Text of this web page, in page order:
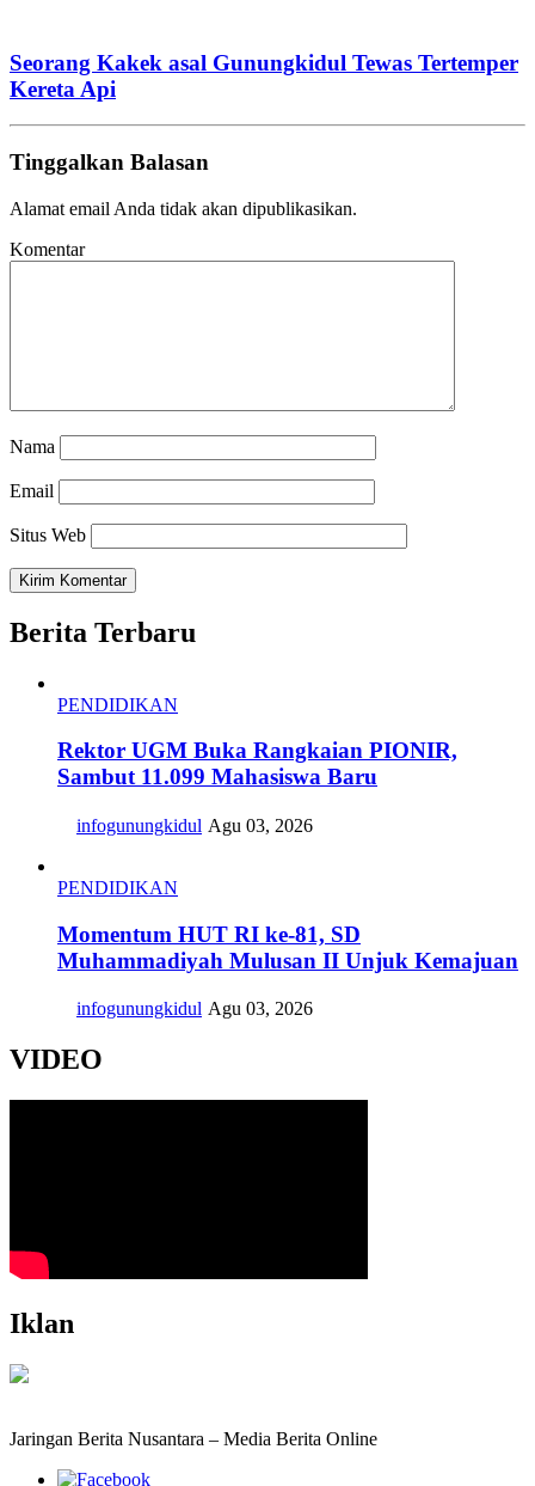
Seorang Kakek asal Gunungkidul Tewas Tertemper
Kereta Api
Tinggalkan Balasan
Alamat email Anda tidak akan dipublikasikan.
Komentar
Nama
Email
Situs Web
Berita Terbaru
PENDIDIKAN
Rektor UGM Buka Rangkaian PIONIR,
Sambut 11.099 Mahasiswa Baru
infogunungkidul Agu 03, 2026
PENDIDIKAN
Momentum HUT RI ke-81, SD
Muhammadiyah Mulusan II Unjuk Kemajuan
infogunungkidul Agu 03, 2026
VIDEO
Iklan
Jaringan Berita Nusantara – Media Berita Online